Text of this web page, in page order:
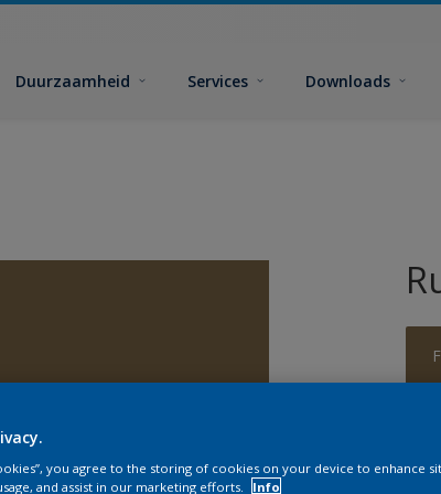
Duurzaamheid Services Downloads
you agree to the storing of cookies on your device to enhance
and assist in our marketing efforts.
Info